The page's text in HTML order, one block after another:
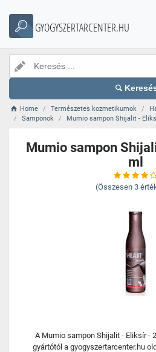
GYOGYSZERTARCENTER.HU
Home Természetes kozmetikumok
Samponok
Mumio sampon Shijalit -
Mumio sampon
ml
(Összesen 3
A Mumio sampon Shijalit - Eliksír -
gyártótól a gyogyszertarcenter.hu